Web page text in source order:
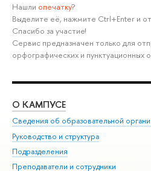
Нашли опечатку?
Выделите её, нажмите Ctrl+Enter и
Спасибо за участие!
Сервис предназначен только для
орфографических и пунктуационных
О КАМПУСЕ
Сведения об образовательной
Руководство и структура
Подразделения
Преподаватели и сотрудники